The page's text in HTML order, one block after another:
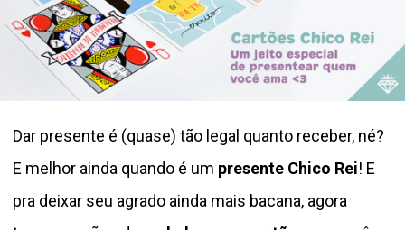
Dar presente é (quase) tão legal quanto receber, né?
E melhor ainda quando é um presente Chico Rei! E
pra deixar seu agrado ainda mais bacana, agora